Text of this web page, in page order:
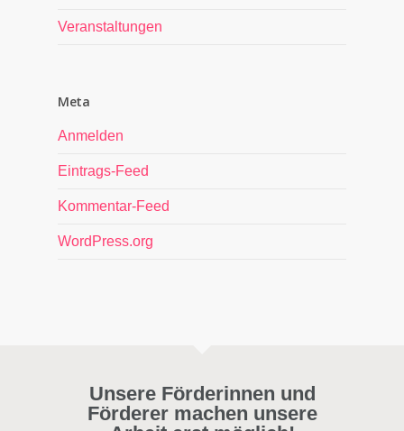
Veranstaltungen
Meta
Anmelden
Eintrags-Feed
Kommentar-Feed
WordPress.org
Unsere Förderinnen und
Förderer machen unsere